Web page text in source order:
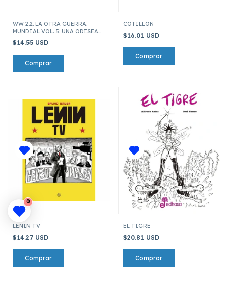
WW 2.2. LA OTRA GUERRA
MUNDIAL VOL. 5: UNA ODISEA
$14.55 USD
COTILLON
$16.01 USD
LENIN TV
$14.27 USD
EL TIGRE
$20.81 USD
0